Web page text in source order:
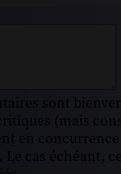
sont
(mais
en
cas échéant,